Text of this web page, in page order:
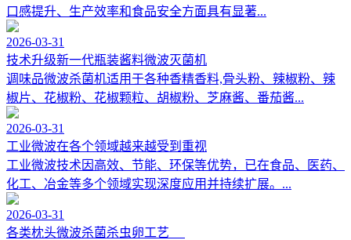
口感提升、生产效率和食品安全‌方面具有显著...
2026-03-31
技术升级新一代瓶装酱料微波灭菌机
调味品微波杀菌机适用于各种香精香料,骨头粉、辣椒粉、辣
椒片、花椒粉、花椒颗粒、胡椒粉、芝麻酱、番茄酱...
2026-03-31
工业微波在各个领域越来越受到重视
工业微波技术因高效、节能、环保等优势，已在食品、医药、
化工、冶金等多个领域实现深度应用并持续扩展‌。...
2026-03-31
各类枕头微波杀菌杀虫卵工艺